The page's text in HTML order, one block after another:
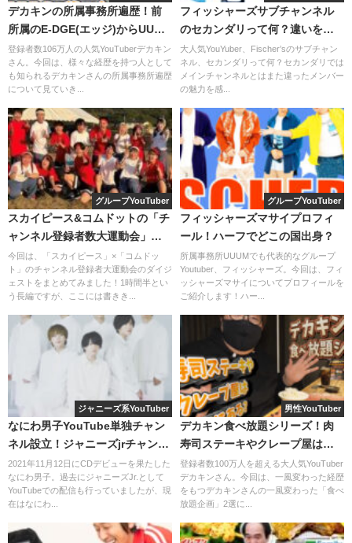
女優の天海祐希さんも松尾さんのレゲエのファンだと公言
もしています。
リズミカルかつコミカルなそのダンスは何度も観たくなる
中毒性もあります。
センスを感じるネタの数々は幼少期に秘密
が!? 長田庄平
デカキンの所属事務所遍歴！前
所属のE-DGE(エッジ)からUUUM
に移ったのは何故？
登録者数106万人の人気YouTuberデカキン
さん。今回は、様々な経歴を持つ人として
も知られるデカキンさんの所属事務所遍歴
について見ていき...
フィッシャーズサブチャンネル
のセカンダリって何？違いを調
べてみた！
大人気YouYuber、Fischer’sのサブチャン
ネル、セカンダリって何？セカンダリでは
メインチャンネルとはまた違ったメンバー
の魅力を感...
グループYouTuber
スカイピース&コムドットの「チ
ャンネル登録者数大運動会」ダ
イジェストでまとめました！
今回は、「スカイピース」×「コムドッ
ト」のチャンネル登録者大運動会のダイジ
ェストをまとめてみました！1時間半とい
う長編ですが、ここには書きき...
グループYouTuber
フィッシャーズマサイプロフィ
ール！ハーフでどこの国出身？
所属事務所UUUMでも代表的なグループ
Youtuber、フィッシャーズ。今回は、フィ
ッシャーズマサイについてプロフィールを
ご紹介します！ハー...
ジャニーズ系YouTuber
なにわ男子YouTube単独チャン
ネル設立！ジャニーズjrチャンネ
ルから独立した理由は？
2021年11月12日にCDデビューを果たした
なにわ男子。過去にジャニーズJr.として
YouTubeでの配信も行っていましたが、現
在はなにわ...
男性YouTuber
デカキン食べ放題シリーズ！肉
寿司ステーキやクレープ屋はど
こにある？
登録者数100万人を超える大人気YouTuber
デカキンさん。今回は、一風変わった経歴
をもつデカキンさんの一風変わった「食べ
放題企画」2選に...